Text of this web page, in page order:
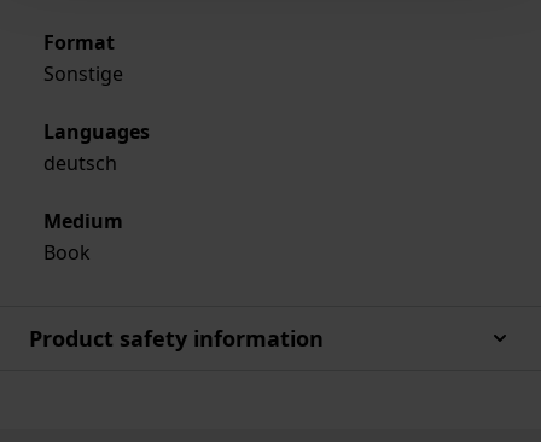
Format
Sonstige
Languages
deutsch
Medium
Book
Product safety information